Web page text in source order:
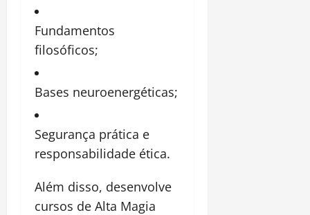
Fundamentos
filosóficos;
Bases neuroenergéticas;
Segurança prática e
responsabilidade ética.
Além disso, desenvolve
cursos de Alta Magia